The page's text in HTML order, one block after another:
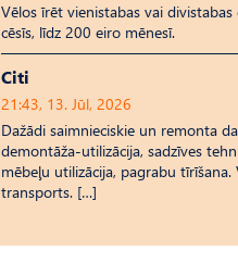
Vēlos īrēt vienistabas vai divistabas
cēsīs, līdz 200 eiro mēnesī.
Citi
21:43, 13. Jūl, 2026
Dažādi saimnieciskie un remonta
demontāža-utilizācija, sadzīves
mēbeļu utilizācija, pagrabu tīrīšana.
transports. […]